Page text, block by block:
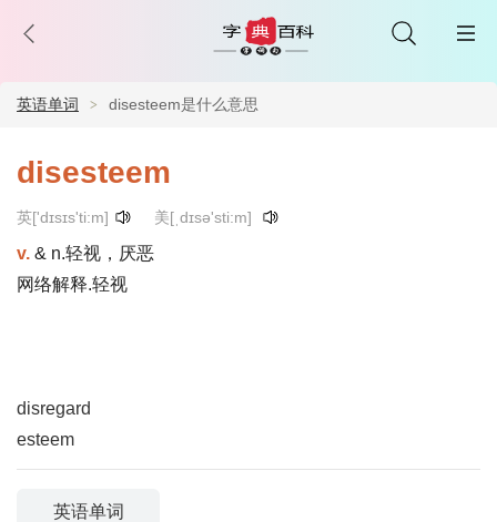
英语单词 disesteem是什么意思
disesteem
英['dɪsɪs'ti:m] 美[ˌdɪsə'sti:m]
v. & n.轻视，厌恶
网络解释.轻视
disregard
esteem
英语单词